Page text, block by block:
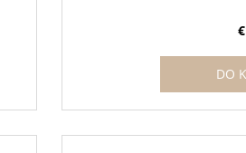
DO